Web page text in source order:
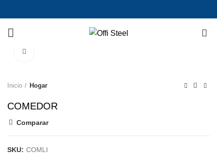
Inicio Hogar
COMEDOR
Comparar
SKU: COMLI